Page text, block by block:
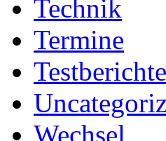
Technik
Termine
Testberichte
Wechsel